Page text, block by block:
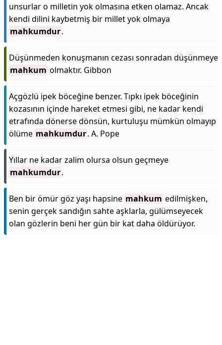
unsurlar o milletin yok olmasına etken olamaz. Ancak
kendi dilini kaybetmiş bir millet yok olmaya
mahkumdur.
Düşünmeden konuşmanın cezası sonradan düşünmeye
mahkum olmaktır. Gibbon
Açgözlü ipek böceğine benzer. Tıpkı ipek böceğinin
kozasının içinde hareket etmesi gibi, ne kadar kendi
etrafında dönerse dönsün, kurtuluşu mümkün olmayıp
ölüme mahkumdur. A. Pope
Yıllar ne kadar zalim olursa olsun geçmeye
mahkumdur.
Ben bir ömür göz yaşı hapsine mahkum edilmişken,
senin gerçek sandığın sahte aşklarla, gülümseyecek
olan gözlerin beni her gün bir kat daha öldürüyor.